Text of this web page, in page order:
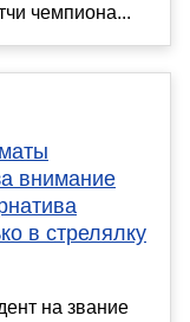
чемпиона...
внимание
в стрелялку
на звание